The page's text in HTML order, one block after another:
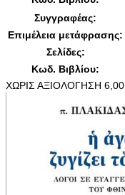
Συγγραφέας:
Επιμέλεια μετάφρασης:
Σελίδες:
Κωδ. Βιβλίου:
ΧΩΡΙΣ ΑΞΙΟΛΟΓΗΣΗ 6,00